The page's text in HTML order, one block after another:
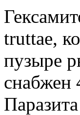
truttae,
пузыре
снабжен